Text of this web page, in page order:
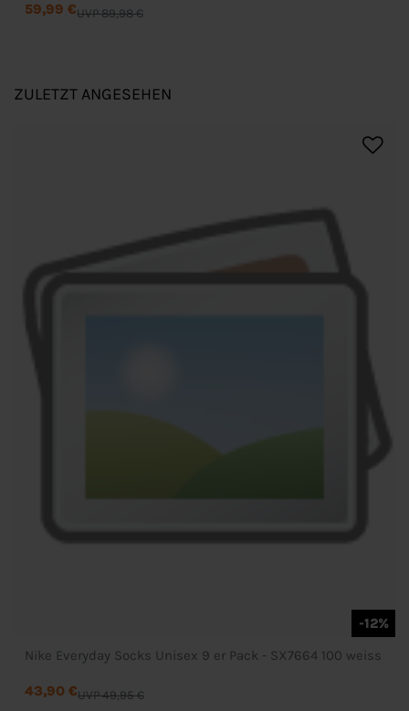
UVP 89,98 €
59,99 €
ZULETZT ANGESEHEN
-12%
Nike Everyday Socks Unisex 9 er Pack - SX7664 100 weiss
UVP 49,95 €
43,90 €